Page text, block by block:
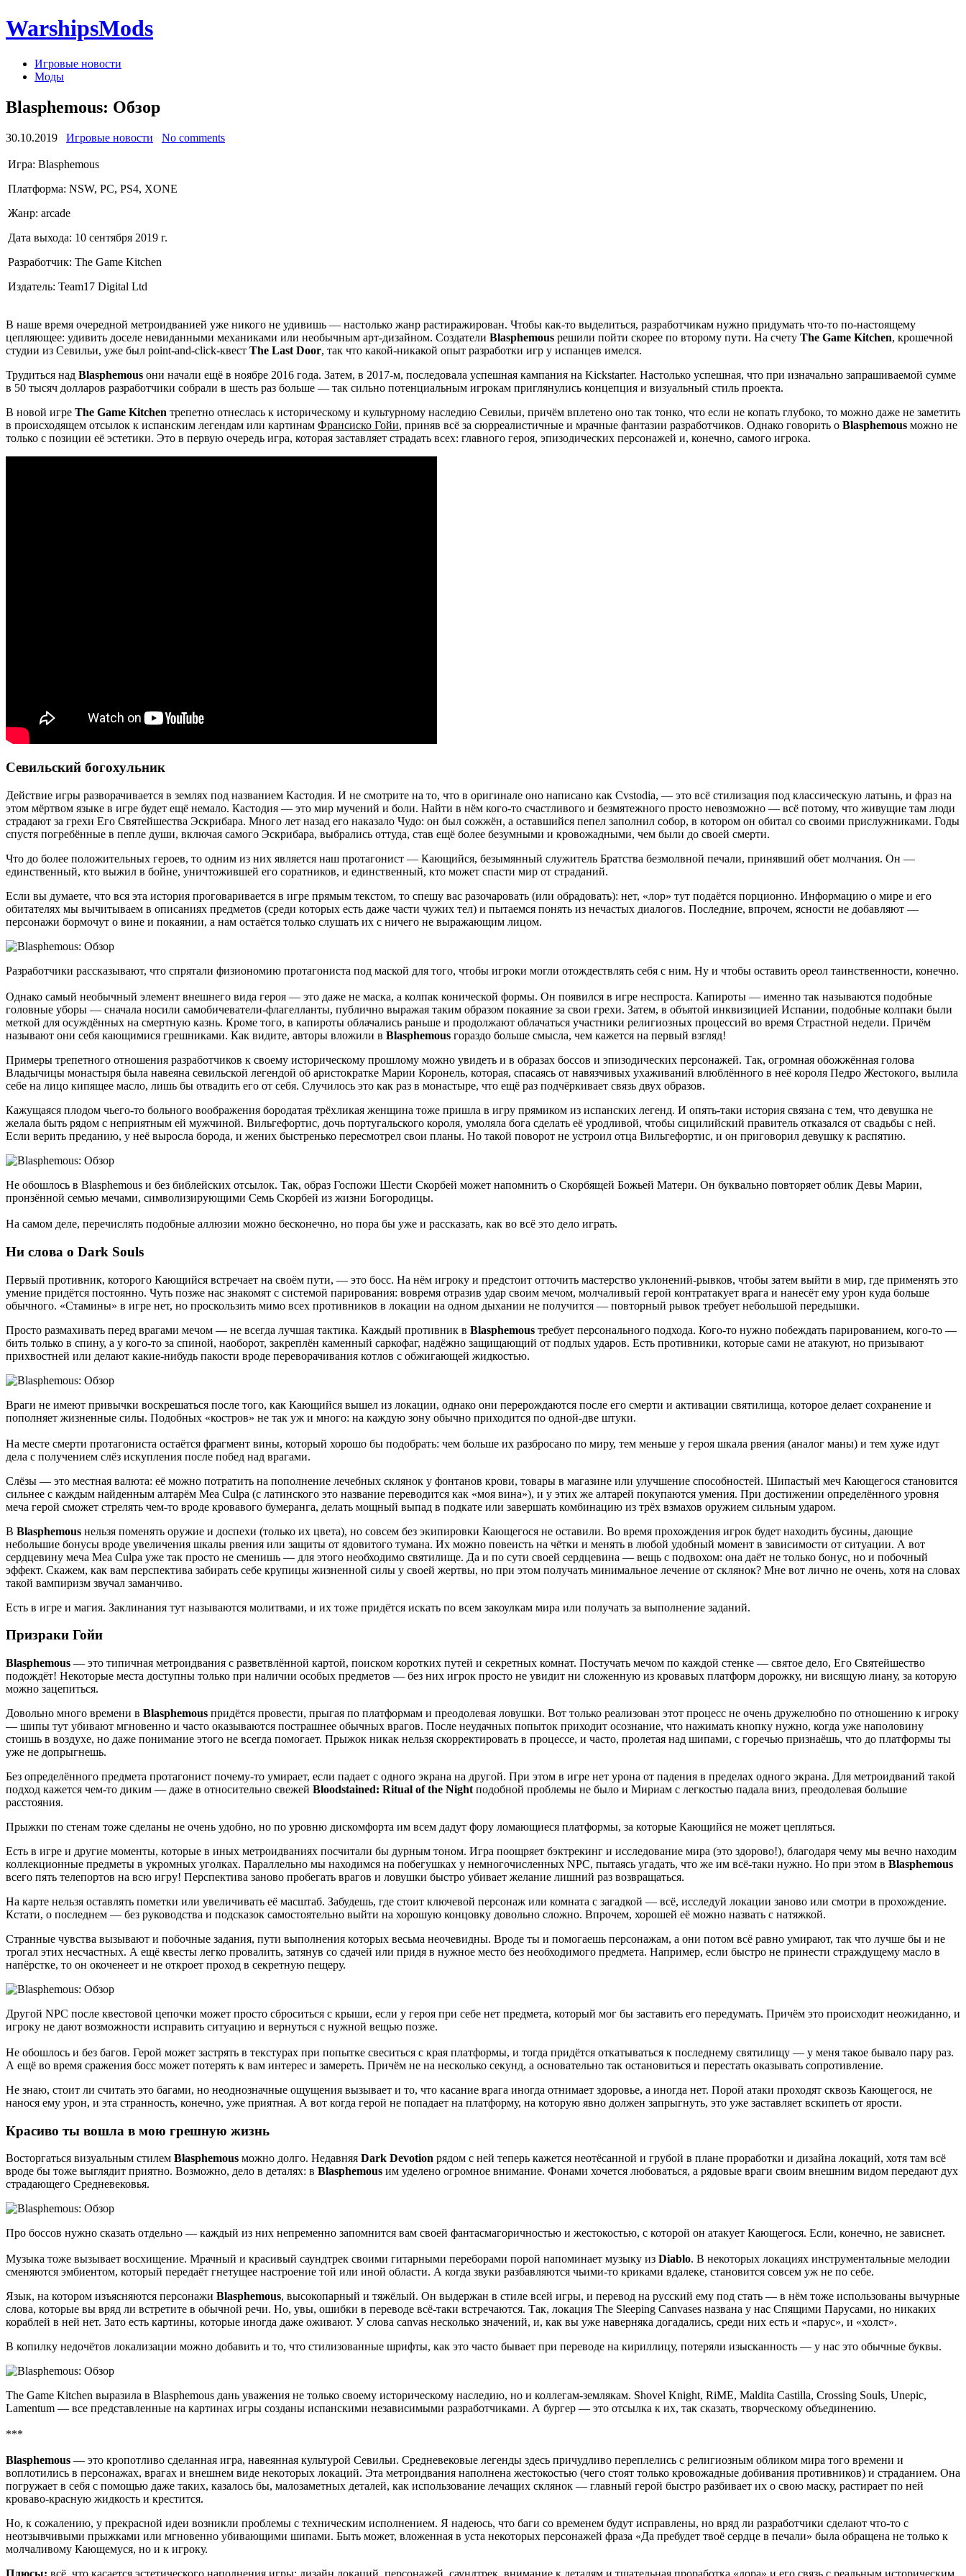
WarshipsMods
Игровые новости
Моды
Blasphemous: Обзор
30.10.2019 Игровые новости No comments
Игра: Blasphemous
Платформа: NSW, PC, PS4, XONE
Жанр: arcade
Дата выхода: 10 сентября 2019 г.
Разработчик: The Game Kitchen
Издатель: Team17 Digital Ltd
В наше время очередной метроидванией уже никого не удивишь — настолько жанр растиражирован. Чтобы как-то выделиться, разработчикам нужно придумать что-то по-настоящему
цепляющее: удивить доселе невиданными механиками или необычным арт-дизайном. Создатели Blasphemous решили пойти скорее по второму пути. На счету The Game Kitchen, крошечной
студии из Севильи, уже был point-and-click-квест The Last Door, так что какой-никакой опыт разработки игр у испанцев имелся.
Трудиться над Blasphemous они начали ещё в ноябре 2016 года. Затем, в 2017-м, последовала успешная кампания на Kickstarter. Настолько успешная, что при изначально запрашиваемой сумме
в 50 тысяч долларов разработчики собрали в шесть раз больше — так сильно потенциальным игрокам приглянулись концепция и визуальный стиль проекта.
В новой игре The Game Kitchen трепетно отнеслась к историческому и культурному наследию Севильи, причём вплетено оно так тонко, что если не копать глубоко, то можно даже не заметить
в происходящем отсылок к испанским легендам или картинам Франсиско Гойи, приняв всё за сюрреалистичные и мрачные фантазии разработчиков. Однако говорить о Blasphemous можно не
только с позиции её эстетики. Это в первую очередь игра, которая заставляет страдать всех: главного героя, эпизодических персонажей и, конечно, самого игрока.
Севильский богохульник
Действие игры разворачивается в землях под названием Кастодия. И не смотрите на то, что в оригинале оно написано как Cvstodia, — это всё стилизация под классическую латынь, и фраз на
этом мёртвом языке в игре будет ещё немало. Кастодия — это мир мучений и боли. Найти в нём кого-то счастливого и безмятежного просто невозможно — всё потому, что живущие там люди
страдают за грехи Его Святейшества Эскрибара. Много лет назад его наказало Чудо: он был сожжён, а оставшийся пепел заполнил собор, в котором он обитал со своими прислужниками. Годы
спустя погребённые в пепле души, включая самого Эскрибара, выбрались оттуда, став ещё более безумными и кровожадными, чем были до своей смерти.
Что до более положительных героев, то одним из них является наш протагонист — Кающийся, безымянный служитель Братства безмолвной печали, принявший обет молчания. Он —
единственный, кто выжил в бойне, уничтожившей его соратников, и единственный, кто может спасти мир от страданий.
Если вы думаете, что вся эта история проговаривается в игре прямым текстом, то спешу вас разочаровать (или обрадовать): нет, «лор» тут подаётся порционно. Информацию о мире и его
обитателях мы вычитываем в описаниях предметов (среди которых есть даже части чужих тел) и пытаемся понять из нечастых диалогов. Последние, впрочем, ясности не добавляют —
персонажи бормочут о вине и покаянии, а нам остаётся только слушать их с ничего не выражающим лицом.
Разработчики рассказывают, что спрятали физиономию протагониста под маской для того, чтобы игроки могли отождествлять себя с ним. Ну и чтобы оставить ореол таинственности, конечно.
Однако самый необычный элемент внешнего вида героя — это даже не маска, а колпак конической формы. Он появился в игре неспроста. Капироты — именно так называются подобные
головные уборы — сначала носили самобичеватели-флагелланты, публично выражая таким образом покаяние за свои грехи. Затем, в объятой инквизицией Испании, подобные колпаки были
меткой для осуждённых на смертную казнь. Кроме того, в капироты облачались раньше и продолжают облачаться участники религиозных процессий во время Страстной недели. Причём
называют они себя кающимися грешниками. Как видите, авторы вложили в Blasphemous гораздо больше смысла, чем кажется на первый взгляд!
Примеры трепетного отношения разработчиков к своему историческому прошлому можно увидеть и в образах боссов и эпизодических персонажей. Так, огромная обожжённая голова
Владычицы монастыря была навеяна севильской легендой об аристократке Марии Коронель, которая, спасаясь от навязчивых ухаживаний влюблённого в неё короля Педро Жестокого, вылила
себе на лицо кипящее масло, лишь бы отвадить его от себя. Случилось это как раз в монастыре, что ещё раз подчёркивает связь двух образов.
Кажущаяся плодом чьего-то больного воображения бородатая трёхликая женщина тоже пришла в игру прямиком из испанских легенд. И опять-таки история связана с тем, что девушка не
желала быть рядом с неприятным ей мужчиной. Вильгефортис, дочь португальского короля, умоляла бога сделать её уродливой, чтобы сицилийский правитель отказался от свадьбы с ней.
Если верить преданию, у неё выросла борода, и жених быстренько пересмотрел свои планы. Но такой поворот не устроил отца Вильгефортис, и он приговорил девушку к распятию.
Не обошлось в Blasphemous и без библейских отсылок. Так, образ Госпожи Шести Скорбей может напомнить о Скорбящей Божьей Матери. Он буквально повторяет облик Девы Марии,
пронзённой семью мечами, символизирующими Семь Скорбей из жизни Богородицы.
На самом деле, перечислять подобные аллюзии можно бесконечно, но пора бы уже и рассказать, как во всё это дело играть.
Ни слова о Dark Souls
Первый противник, которого Кающийся встречает на своём пути, — это босс. На нём игроку и предстоит отточить мастерство уклонений-рывков, чтобы затем выйти в мир, где применять это
умение придётся постоянно. Чуть позже нас знакомят с системой парирования: вовремя отразив удар своим мечом, молчаливый герой контратакует врага и нанесёт ему урон куда больше
обычного. «Стамины» в игре нет, но проскользить мимо всех противников в локации на одном дыхании не получится — повторный рывок требует небольшой передышки.
Просто размахивать перед врагами мечом — не всегда лучшая тактика. Каждый противник в Blasphemous требует персонального подхода. Кого-то нужно побеждать парированием, кого-то —
бить только в спину, а у кого-то за спиной, наоборот, закреплён каменный саркофаг, надёжно защищающий от подлых ударов. Есть противники, которые сами не атакуют, но призывают
прихвостней или делают какие-нибудь пакости вроде переворачивания котлов с обжигающей жидкостью.
Враги не имеют привычки воскрешаться после того, как Кающийся вышел из локации, однако они перерождаются после его смерти и активации святилища, которое делает сохранение и
пополняет жизненные силы. Подобных «костров» не так уж и много: на каждую зону обычно приходится по одной-две штуки.
На месте смерти протагониста остаётся фрагмент вины, который хорошо бы подобрать: чем больше их разбросано по миру, тем меньше у героя шкала рвения (аналог маны) и тем хуже идут
дела с получением слёз искупления после побед над врагами.
Слёзы — это местная валюта: её можно потратить на пополнение лечебных склянок у фонтанов крови, товары в магазине или улучшение способностей. Шипастый меч Кающегося становится
сильнее с каждым найденным алтарём Mea Culpa (с латинского это название переводится как «моя вина»), и у этих же алтарей покупаются умения. При достижении определённого уровня
меча герой сможет стрелять чем-то вроде кровавого бумеранга, делать мощный выпад в подкате или завершать комбинацию из трёх взмахов оружием сильным ударом.
В Blasphemous нельзя поменять оружие и доспехи (только их цвета), но совсем без экипировки Кающегося не оставили. Во время прохождения игрок будет находить бусины, дающие
небольшие бонусы вроде увеличения шкалы рвения или защиты от ядовитого тумана. Их можно повеисть на чётки и менять в любой удобный момент в зависимости от ситуации. А вот
сердцевину меча Mea Culpa уже так просто не сменишь — для этого необходимо святилище. Да и по сути своей сердцевина — вещь с подвохом: она даёт не только бонус, но и побочный
эффект. Скажем, как вам перспектива забирать себе крупицы жизненной силы у своей жертвы, но при этом получать минимальное лечение от склянок? Мне вот лично не очень, хотя на словах
такой вампиризм звучал заманчиво.
Есть в игре и магия. Заклинания тут называются молитвами, и их тоже придётся искать по всем закоулкам мира или получать за выполнение заданий.
Призраки Гойи
Blasphemous — это типичная метроидвания с разветвлённой картой, поиском коротких путей и секретных комнат. Постучать мечом по каждой стенке — святое дело, Его Святейшество
подождёт! Некоторые места доступны только при наличии особых предметов — без них игрок просто не увидит ни сложенную из кровавых платформ дорожку, ни висящую лиану, за которую
можно зацепиться.
Довольно много времени в Blasphemous придётся провести, прыгая по платформам и преодолевая ловушки. Вот только реализован этот процесс не очень дружелюбно по отношению к игроку
— шипы тут убивают мгновенно и часто оказываются пострашнее обычных врагов. После неудачных попыток приходит осознание, что нажимать кнопку нужно, когда уже наполовину
стоишь в воздухе, но даже понимание этого не всегда помогает. Прыжок никак нельзя скорректировать в процессе, и часто, пролетая над шипами, с горечью признаёшь, что до платформы ты
уже не допрыгнешь.
Без определённого предмета протагонист почему-то умирает, если падает с одного экрана на другой. При этом в игре нет урона от падения в пределах одного экрана. Для метроидваний такой
подход кажется чем-то диким — даже в относительно свежей Bloodstained: Ritual of the Night подобной проблемы не было и Мириам с легкостью падала вниз, преодолевая большие
расстояния.
Прыжки по стенам тоже сделаны не очень удобно, но по уровню дискомфорта им всем дадут фору ломающиеся платформы, за которые Кающийся не может цепляться.
Есть в игре и другие моменты, которые в иных метроидваниях посчитали бы дурным тоном. Игра поощряет бэктрекинг и исследование мира (это здорово!), благодаря чему мы вечно находим
коллекционные предметы в укромных уголках. Параллельно мы находимся на побегушках у немногочисленных NPC, пытаясь угадать, что же им всё-таки нужно. Но при этом в Blasphemous
всего пять телепортов на всю игру! Перспектива заново пробегать врагов и ловушки быстро убивает желание лишний раз возвращаться.
На карте нельзя оставлять пометки или увеличивать её масштаб. Забудешь, где стоит ключевой персонаж или комната с загадкой — всё, исследуй локации заново или смотри в прохождение.
Кстати, о последнем — без руководства и подсказок самостоятельно выйти на хорошую концовку довольно сложно. Впрочем, хорошей её можно назвать с натяжкой.
Странные чувства вызывают и побочные задания, пути выполнения которых весьма неочевидны. Вроде ты и помогаешь персонажам, а они потом всё равно умирают, так что лучше бы и не
трогал этих несчастных. А ещё квесты легко провалить, затянув со сдачей или придя в нужное место без необходимого предмета. Например, если быстро не принести страждущему масло в
напёрстке, то он окоченеет и не откроет проход в секретную пещеру.
Другой NPC после квестовой цепочки может просто сброситься с крыши, если у героя при себе нет предмета, который мог бы заставить его передумать. Причём это происходит неожиданно, и
игроку не дают возможности исправить ситуацию и вернуться с нужной вещью позже.
Не обошлось и без багов. Герой может застрять в текстурах при попытке свеситься с края платформы, и тогда придётся откатываться к последнему святилищу — у меня такое бывало пару раз.
А ещё во время сражения босс может потерять к вам интерес и замереть. Причём не на несколько секунд, а основательно так остановиться и перестать оказывать сопротивление.
Не знаю, стоит ли считать это багами, но неоднозначные ощущения вызывает и то, что касание врага иногда отнимает здоровье, а иногда нет. Порой атаки проходят сквозь Кающегося, не
нанося ему урон, и эта странность, конечно, уже приятная. А вот когда герой не попадает на платформу, на которую явно должен запрыгнуть, это уже заставляет вскипеть от ярости.
Красиво ты вошла в мою грешную жизнь
Восторгаться визуальным стилем Blasphemous можно долго. Недавняя Dark Devotion рядом с ней теперь кажется неотёсанной и грубой в плане проработки и дизайна локаций, хотя там всё
вроде бы тоже выглядит приятно. Возможно, дело в деталях: в Blasphemous им уделено огромное внимание. Фонами хочется любоваться, а рядовые враги своим внешним видом передают дух
страдающего Средневековья.
Про боссов нужно сказать отдельно — каждый из них непременно запомнится вам своей фантасмагоричностью и жестокостью, с которой он атакует Кающегося. Если, конечно, не зависнет.
Музыка тоже вызывает восхищение. Мрачный и красивый саундтрек своими гитарными переборами порой напоминает музыку из Diablo. В некоторых локациях инструментальные мелодии
сменяются эмбиентом, который передаёт гнетущее настроение той или иной области. А когда звуки разбавляются чьими-то криками вдалеке, становится совсем уж не по себе.
Язык, на котором изъясняются персонажи Blasphemous, высокопарный и тяжёлый. Он выдержан в стиле всей игры, и перевод на русский ему под стать — в нём тоже использованы вычурные
слова, которые вы вряд ли встретите в обычной речи. Но, увы, ошибки в переводе всё-таки встречаются. Так, локация The Sleeping Canvases названа у нас Спящими Парусами, но никаких
кораблей в ней нет. Зато есть картины, которые иногда даже оживают. У слова canvas несколько значений, и, как вы уже наверняка догадались, среди них есть и «парус», и «холст».
В копилку недочётов локализации можно добавить и то, что стилизованные шрифты, как это часто бывает при переводе на кириллицу, потеряли изысканность — у нас это обычные буквы.
The Game Kitchen выразила в Blasphemous дань уважения не только своему историческому наследию, но и коллегам-землякам. Shovel Knight, RiME, Maldita Castilla, Crossing Souls, Unepic,
Lamentum — все представленные на картинах игры созданы испанскими независимыми разработчиками. А бургер — это отсылка к их, так сказать, творческому объединению.
***
Blasphemous — это кропотливо сделанная игра, навеянная культурой Севильи. Средневековые легенды здесь причудливо переплелись с религиозным обликом мира того времени и
воплотились в персонажах, врагах и внешнем виде некоторых локаций. Эта метроидвания наполнена жестокостью (чего стоят только кровожадные добивания противников) и страданием. Она
погружает в себя с помощью даже таких, казалось бы, малозаметных деталей, как использование лечащих склянок — главный герой быстро разбивает их о свою маску, растирает по ней
кроваво-красную жидкость и крестится.
Но, к сожалению, у прекрасной идеи возникли проблемы с техническим исполнением. Я надеюсь, что баги со временем будут исправлены, но вряд ли разработчики сделают что-то с
неотзывчивыми прыжками или мгновенно убивающими шипами. Быть может, вложенная в уста некоторых персонажей фраза «Да пребудет твоё сердце в печали» была обращена не только к
молчаливому Кающемуся, но и к игроку.